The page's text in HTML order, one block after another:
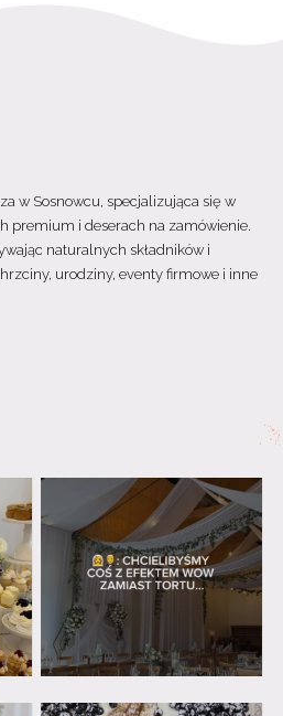
w Sosnowcu, specjalizująca się w
premium i deserach na zamówienie.
naturalnych składników i
urodziny, eventy firmowe i inne